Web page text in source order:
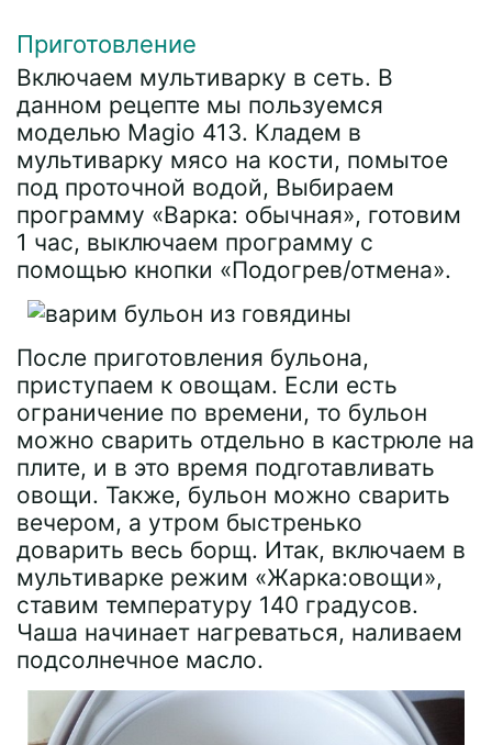
Приготовление
Включаем мультиварку в сеть. В
данном рецепте мы пользуемся
моделью Magio 413. Кладем в
мультиварку мясо на кости, помытое
под проточной водой, Выбираем
программу «Варка: обычная», готовим
1 час, выключаем программу с
помощью кнопки «Подогрев/отмена».
После приготовления бульона,
приступаем к овощам. Если есть
ограничение по времени, то бульон
можно сварить отдельно в кастрюле на
плите, и в это время подготавливать
овощи. Также, бульон можно сварить
вечером, а утром быстренько
доварить весь борщ. Итак, включаем в
мультиварке режим «Жарка:овощи»,
ставим температуру 140 градусов.
Чаша начинает нагреваться, наливаем
подсолнечное масло.